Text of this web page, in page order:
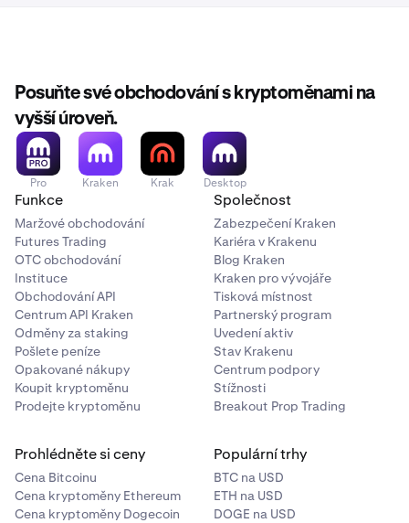
*Poznámka:
si tuto možnost stále vybrat.
Platí omezení
Omezení se nevztahují
Krypto vs. Kryptoměna
BTC/ETH
Omezení se nevztahují
Omezení se nevztahují
Posuňte své obchodování s kryptoměnami na
vyšší úroveň.
Pro Kraken Krak Desktop
Funkce
Maržové obchodování
Futures Trading
OTC obchodování
Instituce
Obchodování API
Centrum API Kraken
Odměny za staking
Pošlete peníze
Opakované nákupy
Koupit kryptoměnu
Prodejte kryptoměnu
Společnost
Zabezpečení Kraken
Kariéra v Krakenu
Blog Kraken
Kraken pro vývojáře
Tisková místnost
Partnerský program
Uvedení aktiv
Stav Krakenu
Centrum podpory
Stížnosti
Breakout Prop Trading
Prohlédněte si ceny
Cena Bitcoinu
Cena kryptoměny Ethereum
Cena kryptoměny Dogecoin
Populární trhy
BTC na USD
ETH na USD
DOGE na USD